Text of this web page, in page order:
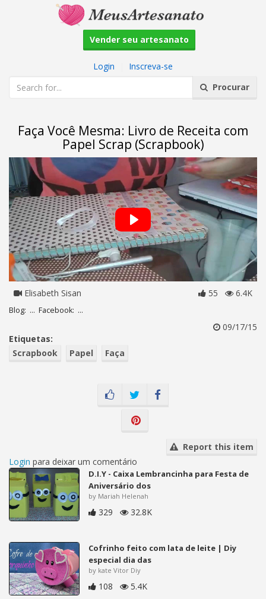
Vender seu artesanato
Login
Inscreva-se
Procurar
Faça Você Mesma: Livro de Receita com
Papel Scrap (Scrapbook)
Elisabeth Sisan 55 6.4K
Blog: ... Facebook: ...
09/17/15
Etiquetas:
Scrapbook
Papel Faça
Report this item
Login para deixar um comentário
D.I.Y - Caixa Lembrancinha para Festa de
Aniversário dos
by Mariah Helenah
329 32.8K
Cofrinho feito com lata de leite | Diy
especial dia das
by kate Vitor Diy
108 5.4K